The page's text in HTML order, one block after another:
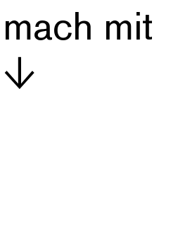
mach mit
↓